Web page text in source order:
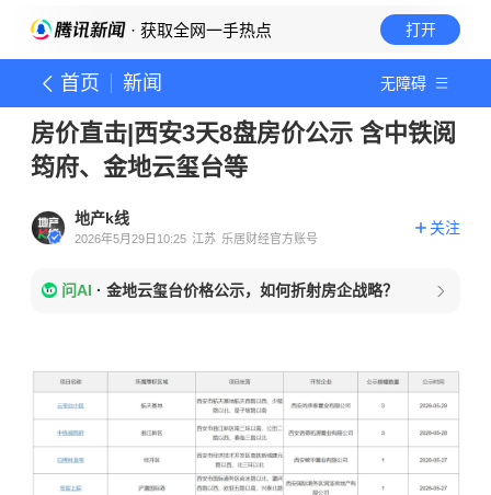
· 获取全网一手热点 打开
首页 新闻 无障碍
房价直击|西安3天8盘房价公示 含中铁阅
筠府、金地云玺台等
地产k线
2026年5月29日10:25 江苏 乐居财经官方账号
关注
问AI · 金地云玺台价格公示，如何折射房企战略？